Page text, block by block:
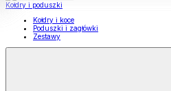
Kołdry i poduszki
Kołdry i koce
Poduszki i zagłówki
Zestawy